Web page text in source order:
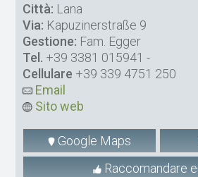
Città: Lana
Via: Kapuzinerstraße 9
Gestione: Fam. Egger
Tel. +39 3381 015941 -
Cellulare +39 339 4751 250
Email
Sito web
Google Maps
Raccomandare